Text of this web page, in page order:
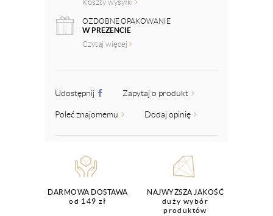
Koszty wysyłki
OZDOBNE OPAKOWANIE
W PREZENCIE
Czytaj więcej
Udostępnij Zapytaj o produkt
Poleć znajomemu Dodaj opinię
DARMOWA DOSTAWA
od 149 zł
NAJWYŻSZA JAKOŚĆ
duży wybór
produktów